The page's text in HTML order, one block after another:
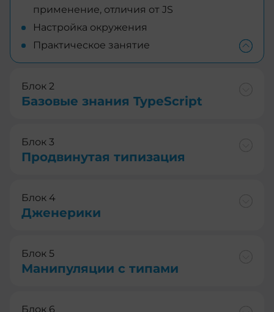
применение, отличия от JS
Настройка окружения
Практическое занятие
Блок 2
Базовые знания TypeScript
Блок 3
Продвинутая типизация
Блок 4
Дженерики
Блок 5
Манипуляции с типами
Блок 6